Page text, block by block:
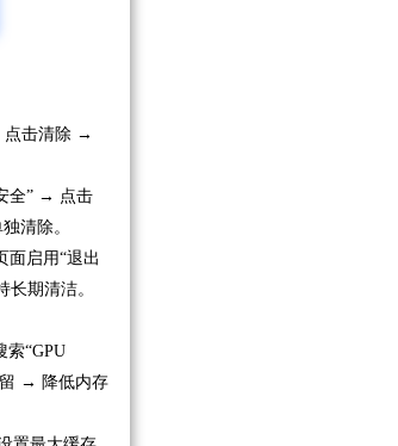
点击清除 →
全” → 点击
清除。
面启用“退出
期清洁。
索“GPU
留 → 降低内存